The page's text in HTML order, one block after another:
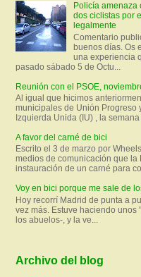
Policía amenaza
dos ciclistas por
legalmente
Comentario
buenos días. Os
una experiencia
pasado sábado 5 de Octu...
Reunión con el PSOE,
Al igual que hicimos
municipales de Unión Progreso
Izquierda Unida (IU) , la semana
A favor del carné de bici
Escrito el 3 de marzo por
medios de comunicación que la
instauración de un carné para
Voy en bici porque me sale de
Hoy recorrí Madrid de punta a
vez más. Estuve haciendo unos
los abuelos-, y la ve...
Archivo del blog